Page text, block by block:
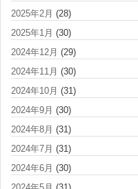
2025年2月 (28)
2025年1月 (30)
2024年12月 (29)
2024年11月 (30)
2024年10月 (31)
2024年9月 (30)
2024年8月 (31)
2024年7月 (31)
2024年6月 (30)